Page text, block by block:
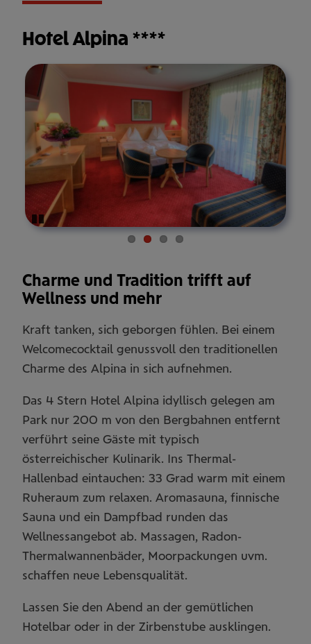
Hotel Alpina ****
Charme und Tradition trifft auf
Wellness und mehr
Kraft tanken, sich geborgen fühlen. Bei einem
Welcomecocktail genussvoll den traditionellen
Charme des Alpina in sich aufnehmen.
Das 4 Stern Hotel Alpina idyllisch gelegen am
Park nur 200 m von den Bergbahnen entfernt
verführt seine Gäste mit typisch
österreichischer Kulinarik. Ins Thermal-
Hallenbad eintauchen: 33 Grad warm mit einem
Ruheraum zum relaxen. Aromasauna, finnische
Sauna und ein Dampfbad runden das
Wellnessangebot ab. Massagen, Radon-
Thermalwannenbäder, Moorpackungen uvm.
schaffen neue Lebensqualität.
Lassen Sie den Abend an der gemütlichen
Hotelbar oder in der Zirbenstube ausklingen.